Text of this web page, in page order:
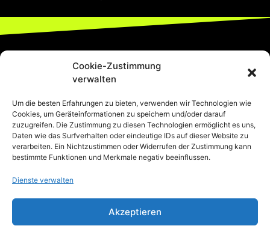
Cookie-Zustimmung
verwalten
Um die besten Erfahrungen zu bieten, verwenden wir Technologien wie
Cookies, um Geräteinformationen zu speichern und/oder darauf
zuzugreifen. Die Zustimmung zu diesen Technologien ermöglicht es uns,
Daten wie das Surfverhalten oder eindeutige IDs auf dieser Website zu
verarbeiten. Ein Nichtzustimmen oder Widerrufen der Zustimmung kann
bestimmte Funktionen und Merkmale negativ beeinflussen.
Dienste verwalten
Akzeptieren